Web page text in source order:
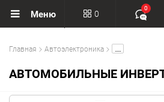
Меню 0
0
Главная Автоэлектроника
АВТОМОБИЛЬНЫЕ